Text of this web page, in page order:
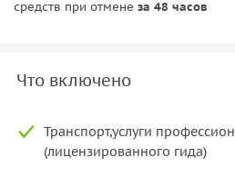
средств при отмене за 48 часов
Что включено
Транспорт,услуги
(лицензированного гида)